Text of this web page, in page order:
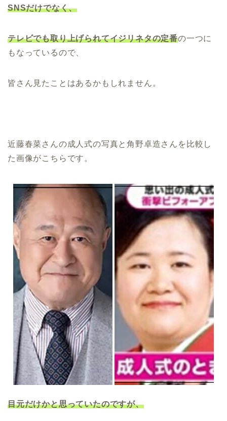
SNSだけでなく、
テレビでも取り上げられてイジリネタの定番の一つに
もなっているので、
皆さん見たことはあるかもしれません。
近藤春菜さんの成人式の写真と角野卓造さんを比較し
た画像がこちらです。
目元だけかと思っていたのですが、